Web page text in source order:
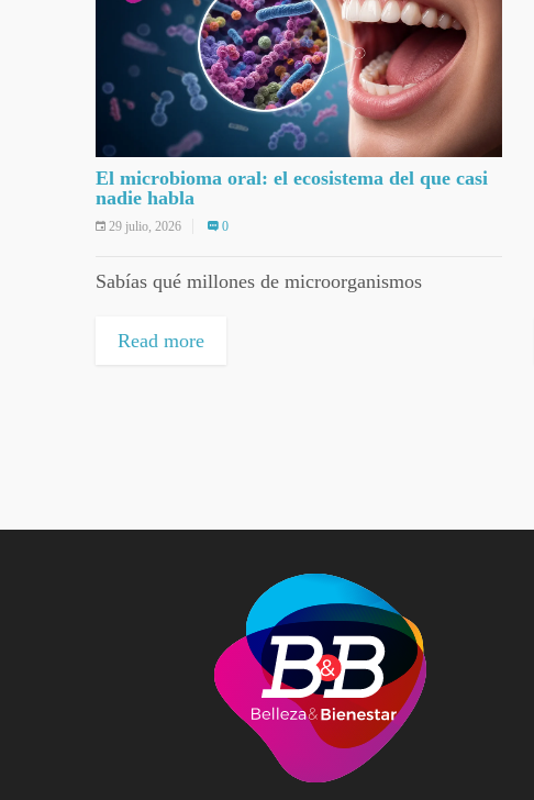
El microbioma oral: el ecosistema del que casi
nadie habla
29 julio, 2026 0
Sabías qué millones de microorganismos
Read more